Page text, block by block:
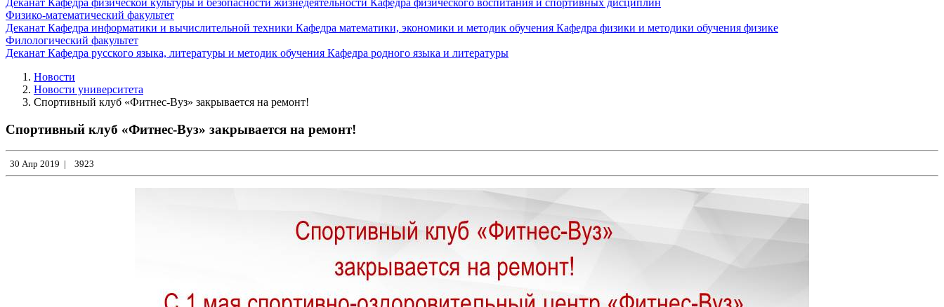
Физико-математический факультет
Деканат Кафедра информатики и вычислительной техники Кафедра математики, экономики и методик обучения Кафедра физики и методики обучения физике
Филологический факультет
Деканат Кафедра русского языка, литературы и методик обучения Кафедра родного языка и литературы
Новости
Новости университета
Спортивный клуб «Фитнес-Вуз» закрывается на ремонт!
Спортивный клуб «Фитнес-Вуз» закрывается на ремонт!
30 Апр 2019 | 3923